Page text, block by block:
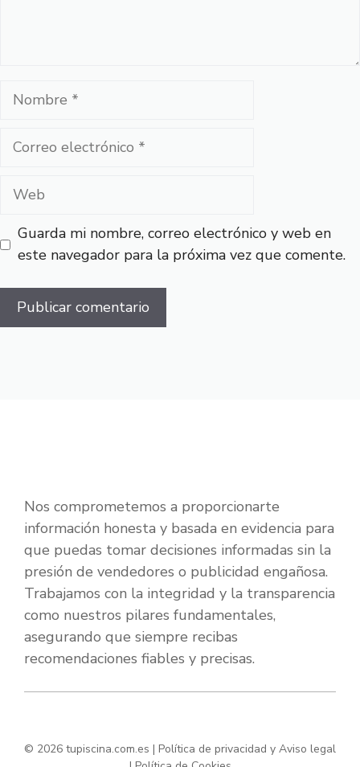
Nombre
Correo
Web
Guarda mi nombre, correo electrónico y web en
este navegador para la próxima vez que comente.
Nos comprometemos a proporcionarte
información honesta y basada en evidencia para
que puedas tomar decisiones informadas sin la
presión de vendedores o publicidad engañosa.
Trabajamos con la integridad y la transparencia
como nuestros pilares fundamentales,
asegurando que siempre recibas
recomendaciones fiables y precisas.
© 2026 tupiscina.com.es | Política de privacidad y Aviso legal